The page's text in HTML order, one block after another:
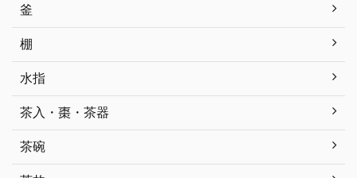
釜
棚
水指
茶入・棗・茶器
茶碗